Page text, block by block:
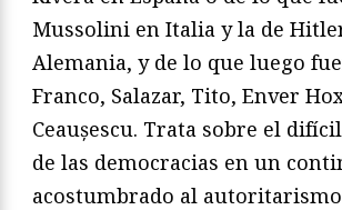
Mussolini en Italia y la de
Alemania, y de lo que luego
Franco, Salazar, Tito, Enver
Ceaușescu. Trata sobre el
de las democracias en un
acostumbrado al